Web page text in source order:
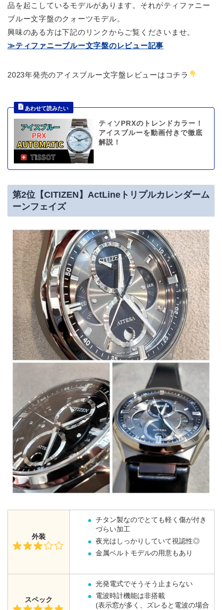
品を起こしているモデルがあります。それがティファニー
ブルー文字盤のクォーツモデル。
興味のある方は下記のリンクからご覧くださいませ。
≫ティファニーブルー文字盤のレビュー記事
2023年発売のアイスブルー文字盤レビューはコチラ
ティソPRXのトレンドカラー！
アイスブルーを動画付きで徹底
解説！
第2位【CITIZEN】ActLineトリプルカレンダーム
ーンフェイズ
外装
チタン製なのでとても軽く傷が付き
づらい加工
夜光はしっかりしていて視認性◎
金属ベルトモデルの用意もあり
スペック
光発電式でそうそう止まらない
電波時計機能は非搭載
(表示窓が多く、ズレると電波の場合